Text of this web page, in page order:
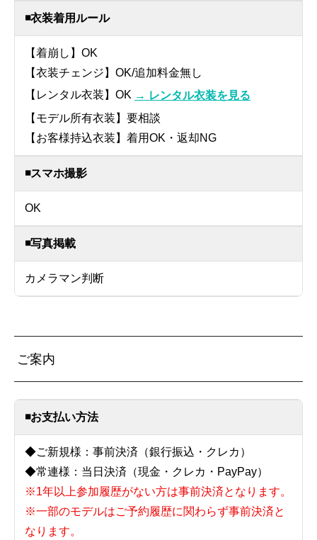
◾️衣装着用ルール
【着崩し】OK
【衣装チェンジ】OK/追加料金無し
【レンタル衣装】OK → レンタル衣装を見る
【モデル所有衣装】要相談
【お客様持込衣装】着用OK・返却NG
◾️スマホ撮影
OK
◾️写真掲載
カメラマン判断
ご案内
◾️お支払い方法
◆ご新規様：事前決済（銀行振込・クレカ）
◆常連様：当日決済（現金・クレカ・PayPay）
※1年以上参加履歴がない方は事前決済となります。
※一部のモデルはご予約履歴に関わらず事前決済と
なります。